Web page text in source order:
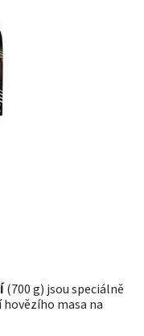
(700 g) jsou speciálně
masa na